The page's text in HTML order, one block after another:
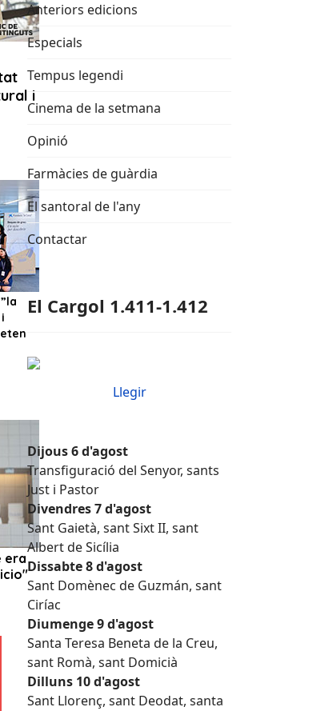
Anteriors edicions
Especials
Tempus legendi
Cinema de la setmana
Opinió
Farmàcies de guàrdia
El santoral de l'any
Contactar
El Cargol 1.411-1.412
Llegir
Dijous 6 d'agost
Transfiguració del Senyor, sants
Just i Pastor
Divendres 7 d'agost
Sant Gaietà, sant Sixt II, sant
Albert de Sicília
Dissabte 8 d'agost
Sant Domènec de Guzmán, sant
Ciríac
Diumenge 9 d'agost
Santa Teresa Beneta de la Creu,
sant Romà, sant Domicià
Dilluns 10 d'agost
Sant Llorenç, sant Deodat, santa